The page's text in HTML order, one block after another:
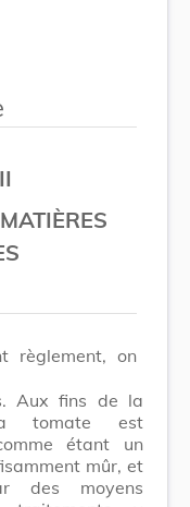
règlement, on
Aux fins de la
tomate est
étant un
mûr, et
des moyens